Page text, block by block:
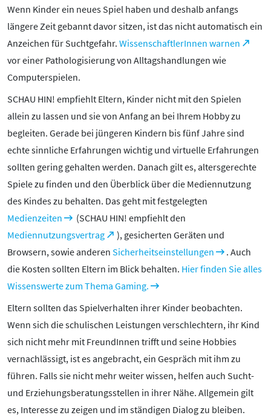
Wenn Kinder ein neues Spiel haben und deshalb anfangs
längere Zeit gebannt davor sitzen, ist das nicht automatisch ein
Anzeichen für Suchtgefahr. WissenschaftlerInnen warnen
vor einer Pathologisierung von Alltagshandlungen wie
Computerspielen.
SCHAU HIN! empfiehlt Eltern, Kinder nicht mit den Spielen
allein zu lassen und sie von Anfang an bei Ihrem Hobby zu
begleiten. Gerade bei jüngeren Kindern bis fünf Jahre sind
echte sinnliche Erfahrungen wichtig und virtuelle Erfahrungen
sollten gering gehalten werden. Danach gilt es, altersgerechte
Spiele zu finden und den Überblick über die Mediennutzung
des Kindes zu behalten. Das geht mit festgelegten
Medienzeiten
(SCHAU HIN! empfiehlt den
Mediennutzungsvertrag
), gesicherten Geräten und
Browsern, sowie anderen Sicherheitseinstellungen
. Auch
die Kosten sollten Eltern im Blick behalten. Hier finden Sie alles
Wissenswerte zum Thema Gaming.
Eltern sollten das Spielverhalten ihrer Kinder beobachten.
Wenn sich die schulischen Leistungen verschlechtern, ihr Kind
sich nicht mehr mit FreundInnen trifft und seine Hobbies
vernachlässigt, ist es angebracht, ein Gespräch mit ihm zu
führen. Falls sie nicht mehr weiter wissen, helfen auch Sucht-
und Erziehungsberatungsstellen in ihrer Nähe. Allgemein gilt
es, Interesse zu zeigen und im ständigen Dialog zu bleiben.